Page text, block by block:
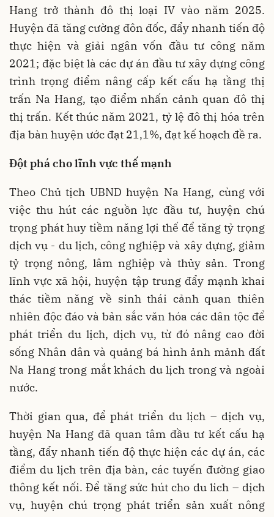
Hang trở thành đô thị loại IV vào năm 2025.
Huyện đã tăng cường đôn đốc, đẩy nhanh tiến độ
thực hiện và giải ngân vốn đầu tư công năm
2021; đặc biệt là các dự án đầu tư xây dựng công
trình trọng điểm nâng cấp kết cấu hạ tầng thị
trấn Na Hang, tạo điểm nhấn cảnh quan đô thị
thị trấn. Kết thúc năm 2021, tỷ lệ đô thị hóa trên
địa bàn huyện ước đạt 21,1%, đạt kế hoạch đề ra.
Đột phá cho lĩnh vực thế mạnh
Theo Chủ tịch UBND huyện Na Hang, cùng với
việc thu hút các nguồn lực đầu tư, huyện chú
trọng phát huy tiềm năng lợi thế để tăng tỷ trọng
dịch vụ - du lịch, công nghiệp và xây dựng, giảm
tỷ trọng nông, lâm nghiệp và thủy sản. Trong
lĩnh vực xã hội, huyện tập trung đẩy mạnh khai
thác tiềm năng về sinh thái cảnh quan thiên
nhiên độc đáo và bản sắc văn hóa các dân tộc để
phát triển du lịch, dịch vụ, từ đó nâng cao đời
sống Nhân dân và quảng bá hình ảnh mảnh đất
Na Hang trong mắt khách du lịch trong và ngoài
nước.
Thời gian qua, để phát triển du lịch – dịch vụ,
huyện Na Hang đã quan tâm đầu tư kết cấu hạ
tầng, đẩy nhanh tiến độ thực hiện các dự án, các
điểm du lịch trên địa bàn, các tuyến đường giao
thông kết nối. Để tăng sức hút cho du lich – dịch
vụ, huyện chú trọng phát triển sản xuất nông